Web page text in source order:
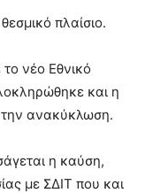
πλαίσιο.
νέο Εθνικό
και η
την ανακύκλωση.
η καύση,
με ΣΔΙΤ που και